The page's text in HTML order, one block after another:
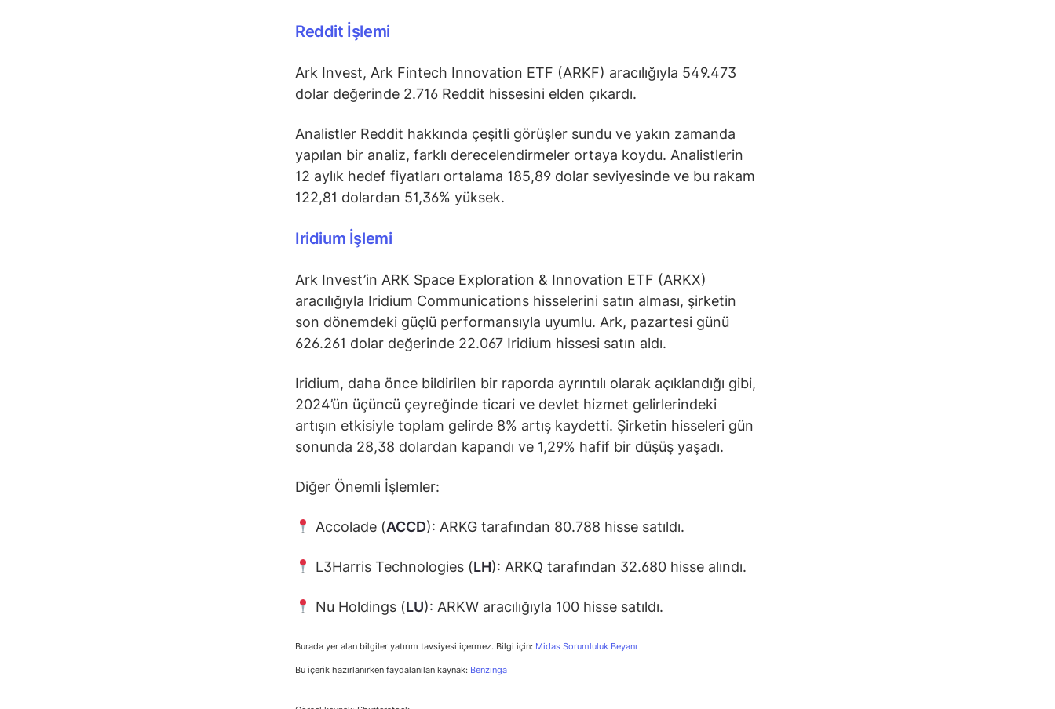
Reddit İşlemi
Ark Invest, Ark Fintech Innovation ETF (ARKF) aracılığıyla 549.473
dolar değerinde 2.716 Reddit hissesini elden çıkardı.
Analistler Reddit hakkında çeşitli görüşler sundu ve yakın zamanda
yapılan bir analiz, farklı derecelendirmeler ortaya koydu. Analistlerin
12 aylık hedef fiyatları ortalama 185,89 dolar seviyesinde ve bu rakam
122,81 dolardan 51,36% yüksek.
Iridium İşlemi
Ark Invest’in ARK Space Exploration & Innovation ETF (ARKX)
aracılığıyla Iridium Communications hisselerini satın alması, şirketin
son dönemdeki güçlü performansıyla uyumlu. Ark, pazartesi günü
626.261 dolar değerinde 22.067 Iridium hissesi satın aldı.
Iridium, daha önce bildirilen bir raporda ayrıntılı olarak açıklandığı gibi,
2024’ün üçüncü çeyreğinde ticari ve devlet hizmet gelirlerindeki
artışın etkisiyle toplam gelirde 8% artış kaydetti. Şirketin hisseleri gün
sonunda 28,38 dolardan kapandı ve 1,29% hafif bir düşüş yaşadı.
Diğer Önemli İşlemler:
Accolade (ACCD): ARKG tarafından 80.788 hisse satıldı.
L3Harris Technologies (LH): ARKQ tarafından 32.680 hisse alındı.
Nu Holdings (LU): ARKW aracılığıyla 100 hisse satıldı.
Burada yer alan bilgiler yatırım tavsiyesi içermez. Bilgi için: Midas Sorumluluk Beyanı
Bu içerik hazırlanırken faydalanılan kaynak: Benzinga